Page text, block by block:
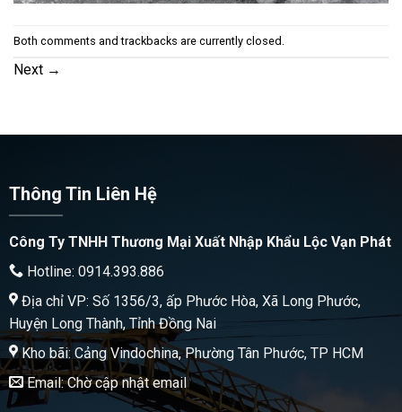
Both comments and trackbacks are currently closed.
Next →
Thông Tin Liên Hệ
Công Ty TNHH Thương Mại Xuất Nhập Khẩu Lộc Vạn Phát
Hotline: 0914.393.886
Địa chỉ VP: Số 1356/3, ấp Phước Hòa, Xã Long Phước,
Huyện Long Thành, Tỉnh Đồng Nai
Kho bãi: Cảng Vindochina, Phường Tân Phước, TP HCM
Email: Chờ cập nhật email